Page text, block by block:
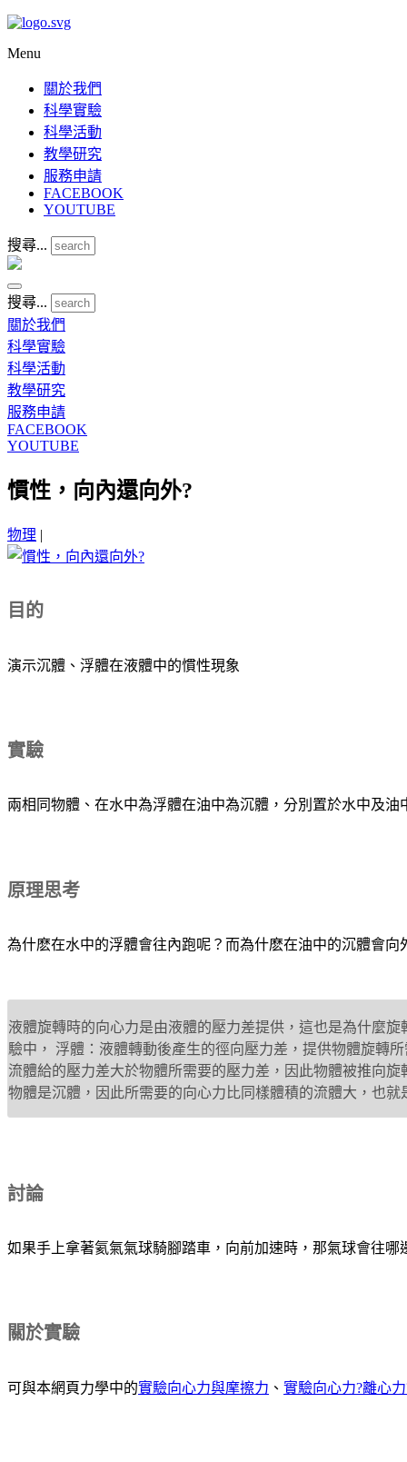
Menu
關於我們
科學實驗
科學活動
教學研究
服務申請
FACEBOOK
YOUTUBE
搜尋...
搜尋...
關於我們
科學實驗
科學活動
教學研究
服務申請
FACEBOOK
YOUTUBE
慣性，向內還向外?
物理 |
目的
演示沉體、浮體在液體中的慣性現象
實驗
兩相同物體、在水中為浮體在油中為沉體，分別置於水中及油
原理思考
為什麽在水中的浮體會往內跑呢？而為什麽在油中的沉體會向
液體旋轉時的向心力是由液體的壓力差提供，這也是為什麼
驗中， 浮體：液體轉動後產生的徑向壓力差，提供物體旋轉
流體給的壓力差大於物體所需要的壓力差，因此物體被推向
物體是沉體，因此所需要的向心力比同樣體積的流體大，也
討論
如果手上拿著氦氣氣球騎腳踏車，向前加速時，那氣球會往哪
關於實驗
可與本網頁力學中的實驗向心力與摩擦力 、 實驗向心力?離心力